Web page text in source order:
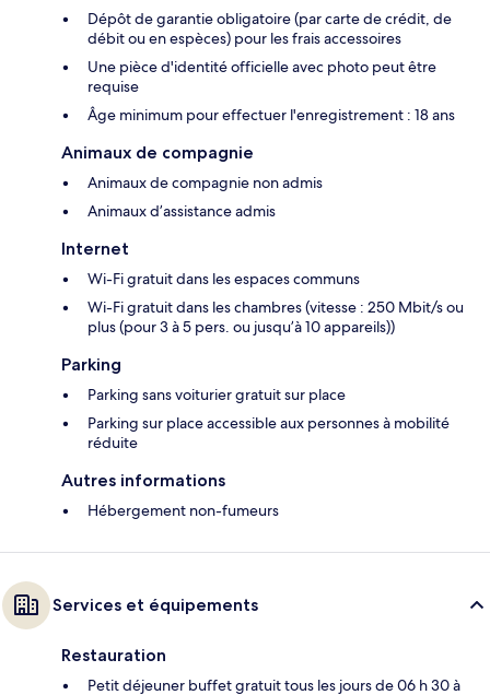
Dépôt de garantie obligatoire (par carte de crédit, de
débit ou en espèces) pour les frais accessoires
Une pièce d'identité officielle avec photo peut être
requise
Âge minimum pour effectuer l'enregistrement : 18 ans
Animaux de compagnie
Animaux de compagnie non admis
Animaux d’assistance admis
Internet
Wi-Fi gratuit dans les espaces communs
Wi-Fi gratuit dans les chambres (vitesse : 250 Mbit/s ou
plus (pour 3 à 5 pers. ou jusqu’à 10 appareils))
Parking
Parking sans voiturier gratuit sur place
Parking sur place accessible aux personnes à mobilité
réduite
Autres informations
Hébergement non-fumeurs
Services et équipements
Restauration
Petit déjeuner buffet gratuit tous les jours de 06 h 30 à